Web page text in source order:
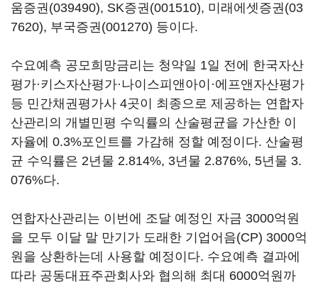
움증권(039490), SK증권(001510), 미래에셋증권(03
7620), 부국증권(001270) 등이다.
수요예측 공모희망금리는 청약일 1일 전에 한국자산
평가·키스자산평가·나이스피앤아이·에프앤자산평가
등 민간채권평가사 4곳이 최종으로 제공하는 연합자
산관리의 개별민평 수익률의 산술평균을 가산한 이
자율에 0.3%포인트를 가감해 정할 예정이다. 산술평
균 수익률은 2년물 2.814%, 3년물 2.876%, 5년물 3.
076%다.
연합자산관리는 이번에 조달 예정인 자금 3000억원
을 모두 이달 말 만기가 도래한 기업어음(CP) 3000억
원을 상환하는데 사용할 예정이다. 수요예측 결과에
따라 공동대표주관회사와 협의해 최대 6000억원까